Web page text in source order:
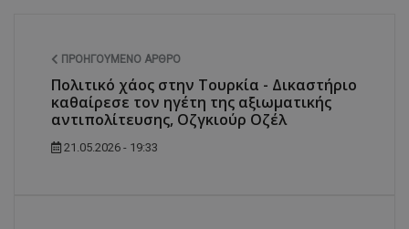
ΠΡΟΗΓΟΎΜΕΝΟ ΆΡΘΡΟ
Πολιτικό χάος στην Τουρκία - Δικαστήριο
καθαίρεσε τον ηγέτη της αξιωματικής
αντιπολίτευσης, Οζγκιούρ Οζέλ
21.05.2026 - 19:33